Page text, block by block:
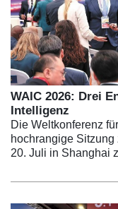
WAIC 2026: Drei
Intelligenz
Die Weltkonferenz
hochrangige
20. Juli in Shanghai